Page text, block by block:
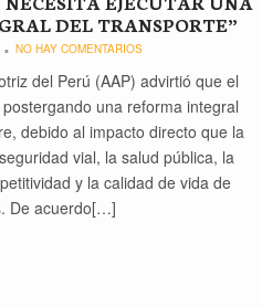
DEL TRANSPORTE”
NO HAY COMENTARIOS
del Perú (AAP) advirtió que el
una reforma integral
debido al impacto directo que la
vial, la salud pública, la
y la calidad de vida de
De acuerdo[…]